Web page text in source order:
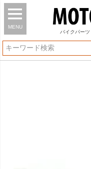
MENU
バイク パーツ